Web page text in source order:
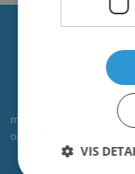
CADO er en
meget mere. Vi har
og campingpladser. Vi
projektet - fra
VIS